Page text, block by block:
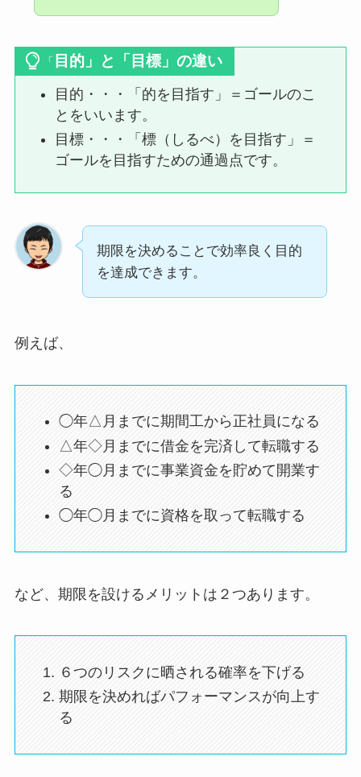
「 目的」と「目標」の違い
目的・・・「的を目指す」＝ゴールのこ
とをいいます。
目標・・・「標（しるべ）を目指す」＝
ゴールを目指すための通過点です。
期限を決めることで効率良く目的
を達成できます。
例えば、
◯年△月までに期間工から正社員になる
△年◇月までに借金を完済して転職する
◇年◯月までに事業資金を貯めて開業す
る
◯年◯月までに資格を取って転職する
など、期限を設けるメリットは２つあります。
６つのリスクに晒される確率を下げる
期限を決めればパフォーマンスが向上す
る